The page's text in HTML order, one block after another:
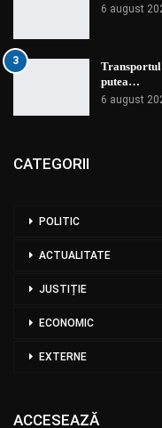
6 august
3
putea…
6 august
CATEGORII
POLITIC
ACTUALITATE
JUSTIȚIE
ECONOMIC
EXTERNE
ACCESEAZĂ